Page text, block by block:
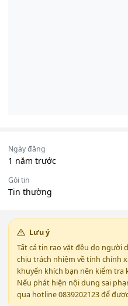
Ngày đăng
1 năm trước
Gói tin
Tin thường
Lưu ý
Tất cả tin rao vặt đều do người
chịu trách nhiệm về tính chính
khuyến khích bạn nên kiểm
Nếu phát hiện nội dung sai
qua hotline 0839202123 để